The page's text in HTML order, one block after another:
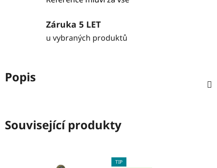
Záruka 5 LET
u vybraných produktů
Popis
Související produkty
TIP